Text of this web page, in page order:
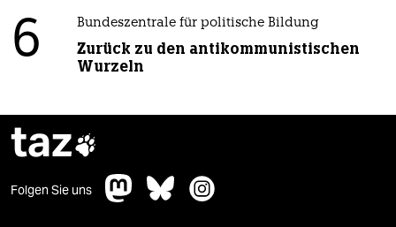
6 Bundeszentrale für politische Bildung
Zurück zu den antikommunistischen
Wurzeln
taz
Folgen Sie uns